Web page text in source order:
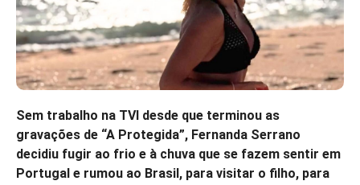
Sem trabalho na TVI desde que terminou as
gravações de “A Protegida”, Fernanda Serrano
decidiu fugir ao frio e à chuva que se fazem sentir em
Portugal e rumou ao Brasil, para visitar o filho, para